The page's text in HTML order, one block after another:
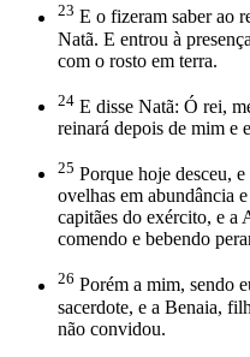
23 E o fizeram saber ao
Natã. E entrou à
com o rosto em terra.
24 E disse Natã: Ó rei,
reinará depois de mim e
25 Porque hoje desceu,
ovelhas em abundância
capitães do exército, e a
comendo e bebendo
26 Porém a mim, sendo
sacerdote, e a Benaia,
não convidou.